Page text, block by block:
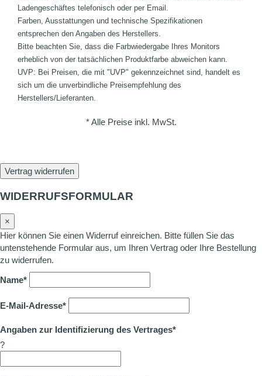
Ladengeschäftes telefonisch oder per Email.
Farben, Ausstattungen und technische Spezifikationen
entsprechen den Angaben des Herstellers.
Bitte beachten Sie, dass die Farbwiedergabe Ihres Monitors
erheblich von der tatsächlichen Produktfarbe abweichen kann.
UVP: Bei Preisen, die mit "UVP" gekennzeichnet sind, handelt es
sich um die unverbindliche Preisempfehlung des
Herstellers/Lieferanten.
* Alle Preise inkl. MwSt.
Vertrag widerrufen
WIDERRUFSFORMULAR
×
Hier können Sie einen Widerruf einreichen. Bitte füllen Sie das
untenstehende Formular aus, um Ihren Vertrag oder Ihre Bestellung
zu widerrufen.
Name*
E-Mail-Adresse*
Angaben zur Identifizierung des Vertrages*
?